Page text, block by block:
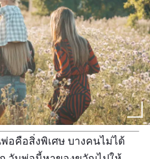
คือสิ่งพิเศษ บางคนไม่ได้